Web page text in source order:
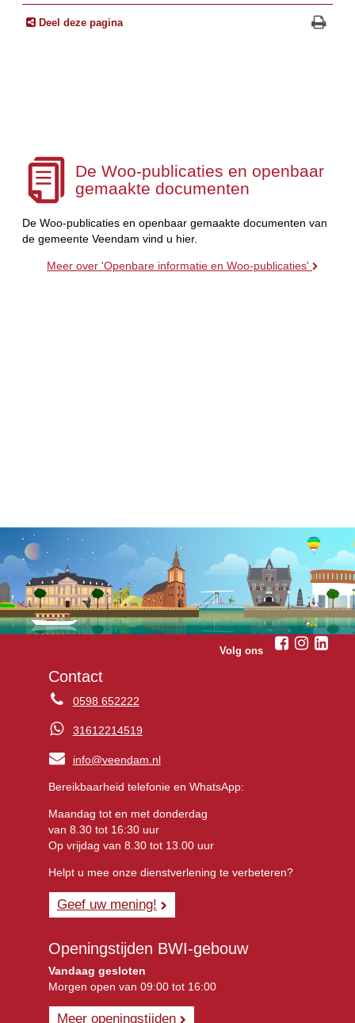
Deel deze pagina
De Woo-publicaties en openbaar
gemaakte documenten
De Woo-publicaties en openbaar gemaakte documenten van
de gemeente Veendam vind u hier.
Meer over 'Openbare informatie en Woo-publicaties'
Volg ons
Contact
0598 652222
31612214519
info@veendam.nl
Bereikbaarheid telefonie en WhatsApp:
Maandag tot en met donderdag
van 8.30 tot 16:30 uur
Op vrijdag van 8.30 tot 13.00 uur
Helpt u mee onze dienstverlening te verbeteren?
Geef uw mening!
Openingstijden BWI-gebouw
Vandaag gesloten
Morgen open van 09:00 tot 16:00
Meer openingstijden